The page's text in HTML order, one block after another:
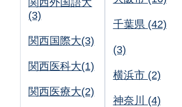
関西外国語大
(3)
関西国際大(3)
関西医科大(1)
関西医療大(2)
千葉県 (42)
(3)
横浜市 (2)
神奈川 (4)